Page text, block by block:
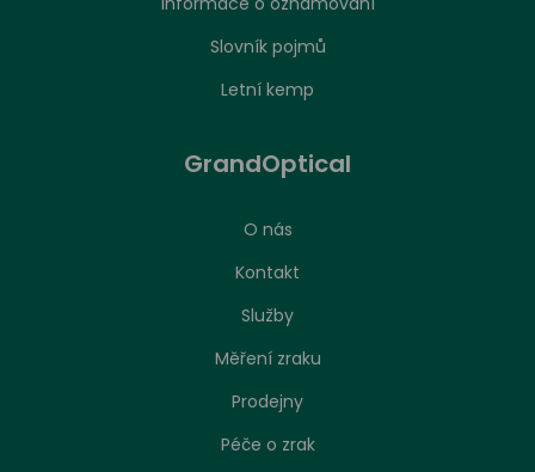
Slovník pojmů
Letní kemp
GrandOptical
O nás
Kontakt
Služby
Měření zraku
Prodejny
Péče o zrak